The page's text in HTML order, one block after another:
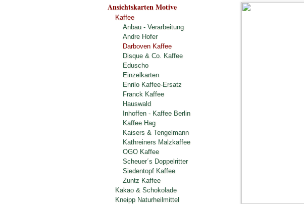
Ansichtskarten Motive
Kaffee
Anbau - Verarbeitung
Andre Hofer
Darboven Kaffee
Disque & Co. Kaffee
Eduscho
Einzelkarten
Enrilo Kaffee-Ersatz
Franck Kaffee
Hauswald
Inhoffen - Kaffee Berlin
Kaffee Hag
Kaisers & Tengelmann
Kathreiners Malzkaffee
OGO Kaffee
Scheuer´s Doppelritter
Siedentopf Kaffee
Zuntz Kaffee
Kakao & Schokolade
Kneipp Naturheilmittel